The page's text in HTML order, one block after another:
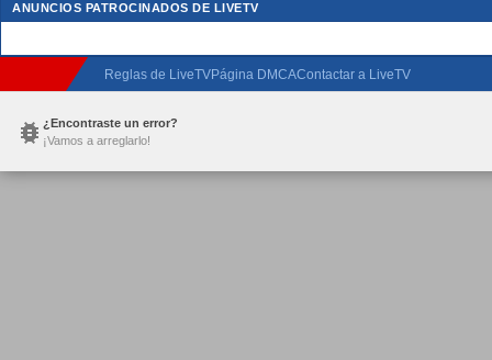
ANUNCIOS PATROCINADOS DE LIVETV
Reglas de LiveTVPágina DMCAContactar a LiveTV
¿Encontraste un error?
¡Vamos a arreglarlo!